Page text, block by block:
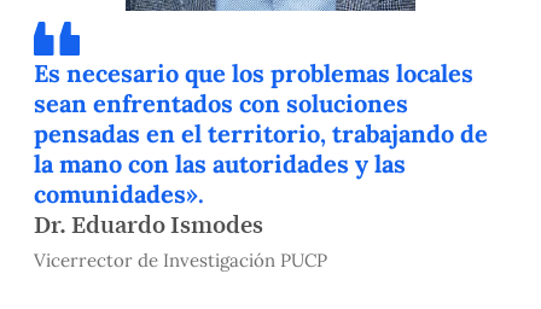
Es necesario que los problemas locales
sean enfrentados con soluciones
pensadas en el territorio, trabajando de
la mano con las autoridades y las
comunidades».
Dr. Eduardo Ismodes
Vicerrector de Investigación PUCP